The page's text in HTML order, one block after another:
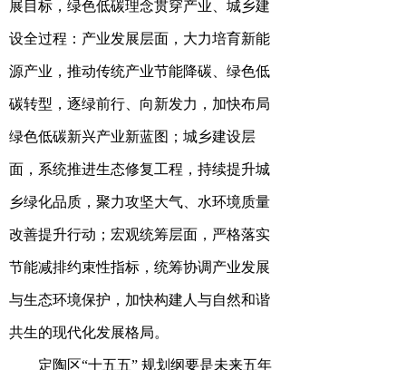
展目标，绿色低碳理念贯穿产业、城乡建
设全过程： 产业发展层面，大力培育新能
源产业，推动传统产业节能降碳、绿色低
碳转型， 逐绿前行、向新发力，加快布局
绿色低碳新兴产业新蓝图 ；城乡建设层
面，系统推进生态修复工程，持续提升城
乡绿化品质，聚力攻坚大气、水环境质量
改善提升行动；宏观统筹层面，严格落实
节能减排约束性指标，统筹协调产业发展
与生态环境保护， 加快构建人与自然和谐
共生的现代化发展格局。
定陶区“十五五” 规划纲要是未来五年